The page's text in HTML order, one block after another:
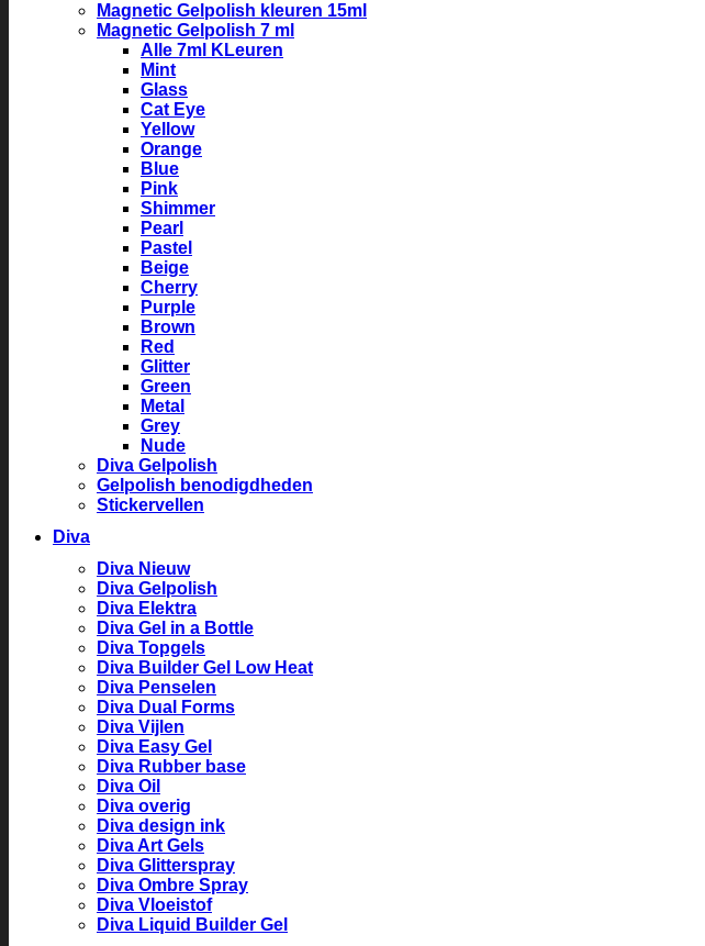
Magnetic Gelpolish kleuren 15ml
Magnetic Gelpolish 7 ml
Alle 7ml KLeuren
Mint
Glass
Cat Eye
Yellow
Orange
Blue
Pink
Shimmer
Pearl
Pastel
Beige
Cherry
Purple
Brown
Red
Glitter
Green
Metal
Grey
Nude
Diva Gelpolish
Gelpolish benodigdheden
Stickervellen
Diva
Diva Nieuw
Diva Gelpolish
Diva Elektra
Diva Gel in a Bottle
Diva Topgels
Diva Builder Gel Low Heat
Diva Penselen
Diva Dual Forms
Diva Vijlen
Diva Easy Gel
Diva Rubber base
Diva Oil
Diva overig
Diva design ink
Diva Art Gels
Diva Glitterspray
Diva Ombre Spray
Diva Vloeistof
Diva Liquid Builder Gel